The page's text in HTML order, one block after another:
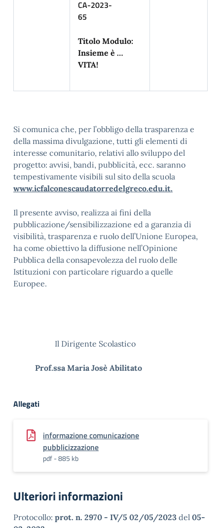
CA-2023-
65
Titolo Modulo:
Insieme è …
VITA!
Si comunica che, per l’obbligo della trasparenza e
della massima divulgazione, tutti gli elementi di
interesse comunitario, relativi allo sviluppo del
progetto: avvisi, bandi, pubblicità, ecc. saranno
tempestivamente visibili sul sito della scuola
www.icfalconescaudatorredelgreco.edu.it.
Il presente avviso, realizza ai fini della
pubblicazione/sensibilizzazione ed a garanzia di
visibilità, trasparenza e ruolo dell’Unione Europea,
ha come obiettivo la diffusione nell’Opinione
Pubblica della consapevolezza del ruolo delle
Istituzioni con particolare riguardo a quelle
Europee.
Il Dirigente Scolastico
Prof.ssa Maria Josè Abilitato
Allegati
informazione comunicazione
pubblicizzazione
pdf - 885 kb
Ulteriori informazioni
Protocollo: prot. n. 2970 - IV/5 02/05/2023 del 05-